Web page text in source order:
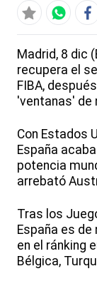
Madrid, 8 dic
recupera el
FIBA,
'ventanas' de
Con Estados
España
potencia
arrebató
Tras los
España es
en el ránking
Bélgica,